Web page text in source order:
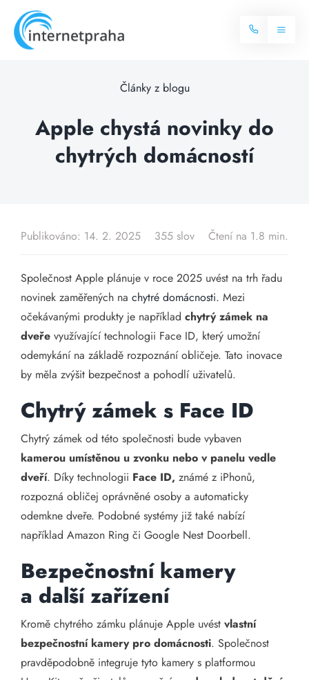
content
Toggle
Internet
Balíčky internetu
Televize
Blog
Kontakt
Články z blogu
Apple chystá novinky do
chytrých domácností
Publikováno: 14. 2. 2025 355 slov Čtení na 1.8 min.
Společnost Apple plánuje v roce 2025 uvést na trh řadu
novinek zaměřených na chytré domácnosti. Mezi
očekávanými produkty je například chytrý zámek na
dveře využívající technologii Face ID, který umožní
odemykání na základě rozpoznání obličeje. Tato inovace
by měla zvýšit bezpečnost a pohodlí uživatelů.
Chytrý zámek s Face ID
Chytrý zámek od této společnosti bude vybaven
kamerou umístěnou u zvonku nebo v panelu vedle
dveří. Díky technologii Face ID, známé z iPhonů,
rozpozná obličej oprávněné osoby a automaticky
odemkne dveře. Podobné systémy již také nabízí
například Amazon Ring či Google Nest Doorbell.
Bezpečnostní kamery
a další zařízení
Kromě chytrého zámku plánuje Apple uvést vlastní
bezpečnostní kamery pro domácnosti. Společnost
pravděpodobně integruje tyto kamery s platformou